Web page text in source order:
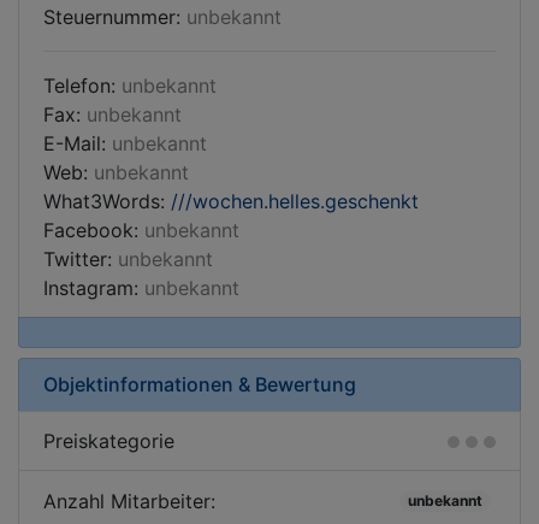
Steuernummer: unbekannt
Telefon: unbekannt
Fax: unbekannt
E-Mail: unbekannt
Web: unbekannt
What3Words: ///wochen.helles.geschenkt
Facebook: unbekannt
Twitter: unbekannt
Instagram: unbekannt
Objektinformationen & Bewertung
Preiskategorie
Anzahl Mitarbeiter: unbekannt